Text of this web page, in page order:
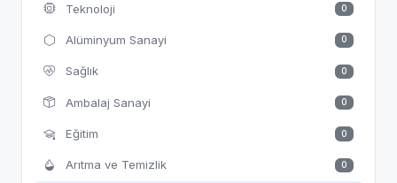
Teknoloji 0
Alüminyum Sanayi 0
Sağlık 0
Ambalaj Sanayi 0
Eğitim 0
Arıtma ve Temizlik 0